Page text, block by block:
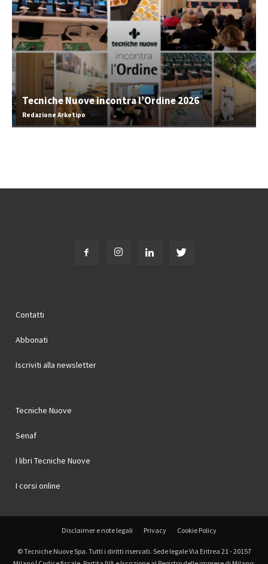
Tecniche Nuove incontra l’Ordine 2026
Redazione Arketipo
Contatti
Abbonati
Iscriviti alla newsletter
Tecniche Nuove
Senaf
I libri Tecniche Nuove
I corsi online
Disclaimer e note legali Privacy Cookie Policy
© Tecniche Nuove Spa. Tutti i diritti riservati. Sede legale Via Eritrea 21 - 20157